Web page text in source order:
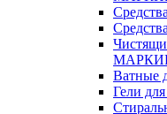
Ватные
Гели